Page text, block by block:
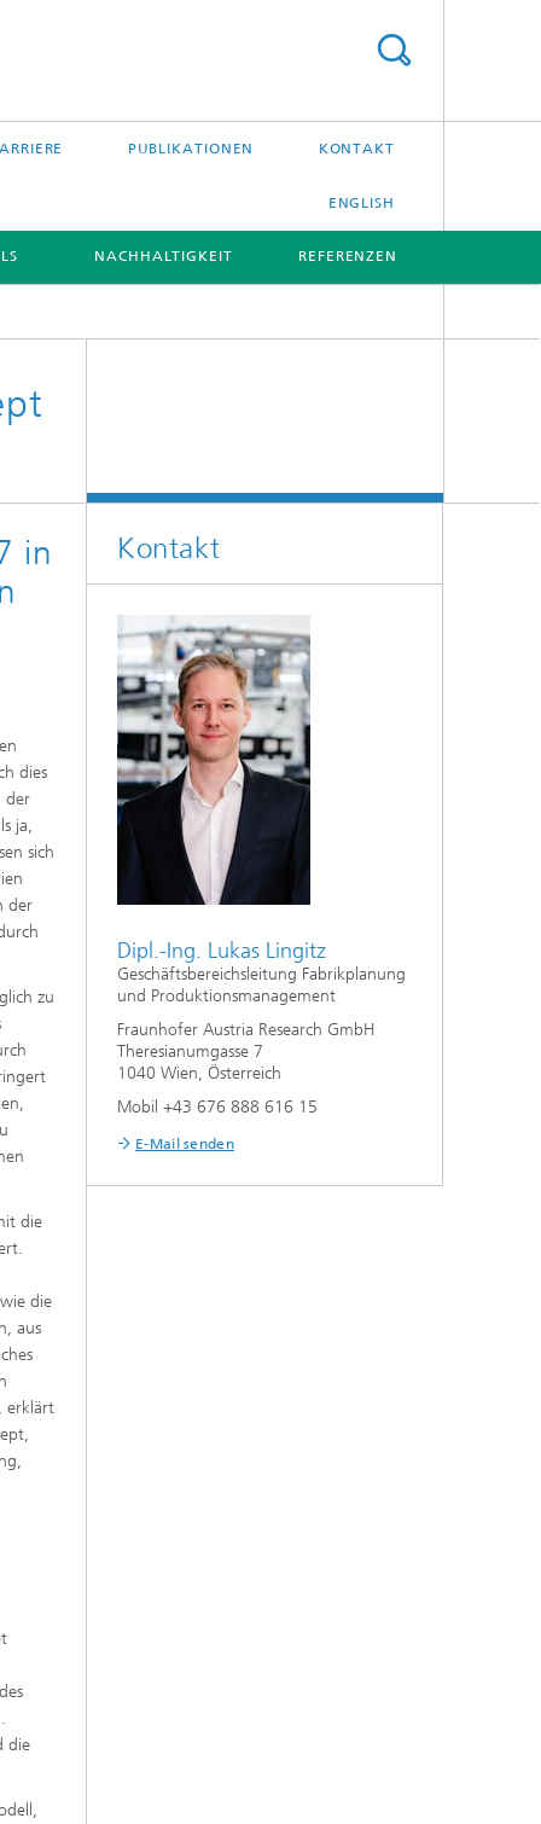
PUBLIKATIONEN KONTAKT
ENGLISH
NACHHALTIGKEIT REFERENZEN
in
dies
der
ja,
sich
der
zu
die
die
aus
erklärt
die
Kontakt
Dipl.-Ing. Lukas Lingitz
Geschäftsbereichsleitung Fabrikplanung
und Produktionsmanagement
Fraunhofer Austria Research GmbH
Theresianumgasse 7
1040 Wien, Österreich
Mobil +43 676 888 616 15
E-Mail senden